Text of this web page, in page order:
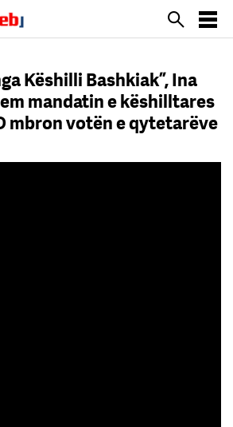
Këshilli Bashkiak”, Ina
mandatin e këshilltares
mbron votën e qytetarëve